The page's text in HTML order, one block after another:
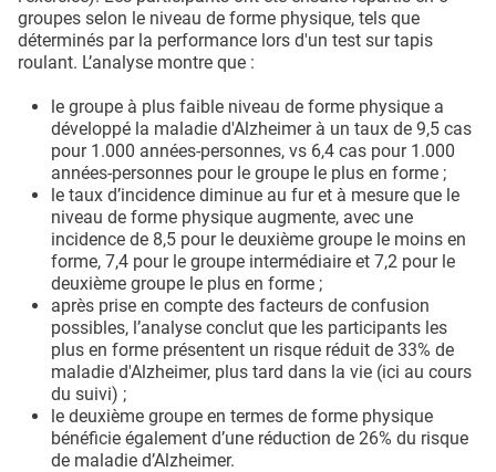
groupes selon le niveau de forme physique, tels que
déterminés par la performance lors d'un test sur tapis
roulant. L’analyse montre que :
le groupe à plus faible niveau de forme physique a
développé la maladie d'Alzheimer à un taux de 9,5 cas
pour 1.000 années-personnes, vs 6,4 cas pour 1.000
années-personnes pour le groupe le plus en forme ;
le taux d’incidence diminue au fur et à mesure que le
niveau de forme physique augmente, avec une
incidence de 8,5 pour le deuxième groupe le moins en
forme, 7,4 pour le groupe intermédiaire et 7,2 pour le
deuxième groupe le plus en forme ;
après prise en compte des facteurs de confusion
possibles, l’analyse conclut que les participants les
plus en forme présentent un risque réduit de 33% de
maladie d'Alzheimer, plus tard dans la vie (ici au cours
du suivi) ;
le deuxième groupe en termes de forme physique
bénéficie également d’une réduction de 26% du risque
de maladie d’Alzheimer.